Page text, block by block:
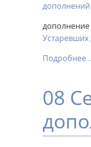
дополнений
Подробнее
08